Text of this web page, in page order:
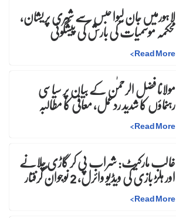
لاہورمیں جان لیوا حبس سے شہری پریشان،
محکمہ موسمیات کی بارش کی پیشگوئی
Read More
>
مولانا فضل الرحمٰن کے بیان پر سیاسی
رہنماؤں کا شدید ردعمل، معافی کا مطالبہ
Read More
>
غالب مارکیٹ: شراب پی کر گاڑی چلانے
اور ہلڑ بازی کی ویڈیو وائرل، 2 نوجوان گرفتار
Read More
>